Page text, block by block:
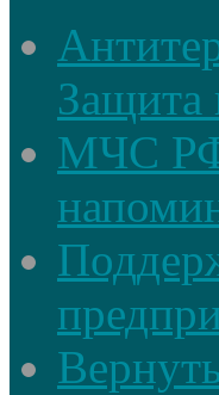
Защита
МЧС